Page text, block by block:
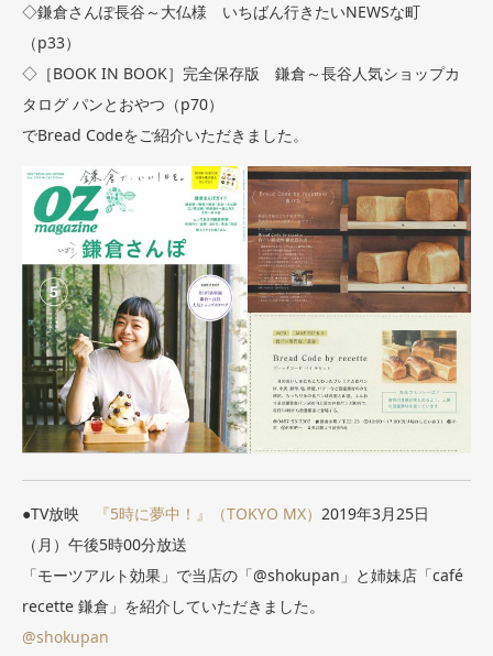
◇鎌倉さんぽ長谷～大仏様 いちばん行きたいNEWSな町
（p33）
◇［BOOK IN BOOK］完全保存版 鎌倉～長谷人気ショップカ
タログ パンとおやつ（p70）
でBread Codeをご紹介いただきました。
●TV放映 『5時に夢中！』（TOKYO MX） 2019年3月25日
（月）午後5時00分放送
「モーツアルト効果」で当店の「@shokupan」と姉妹店「café
recette 鎌倉」を紹介していただきました。
@shokupan